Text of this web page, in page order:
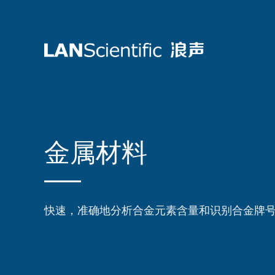
金属材料
快速，准确地分析合金元素含量和识别合金牌